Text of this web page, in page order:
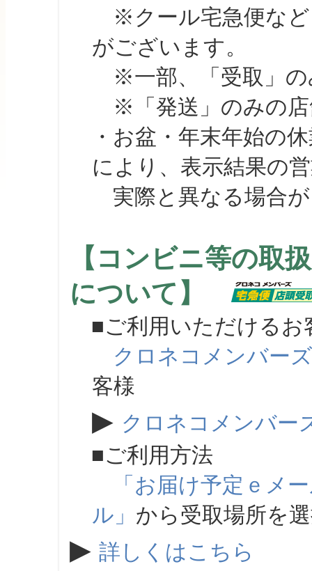
※クール宅急便など
がございます。
※一部、「受取」の
※「発送」のみの店
・お盆・年末年始の
により、表示結果の
実際と異なる場合が
【コンビニ等の取
について】
■ご利用いただけるお
クロネコメンバーズ
客様
▶ クロネコメンバー
■ご利用方法
「お届け予定ｅメ
ル」 から受取場所を
▶ 詳しくはこちら